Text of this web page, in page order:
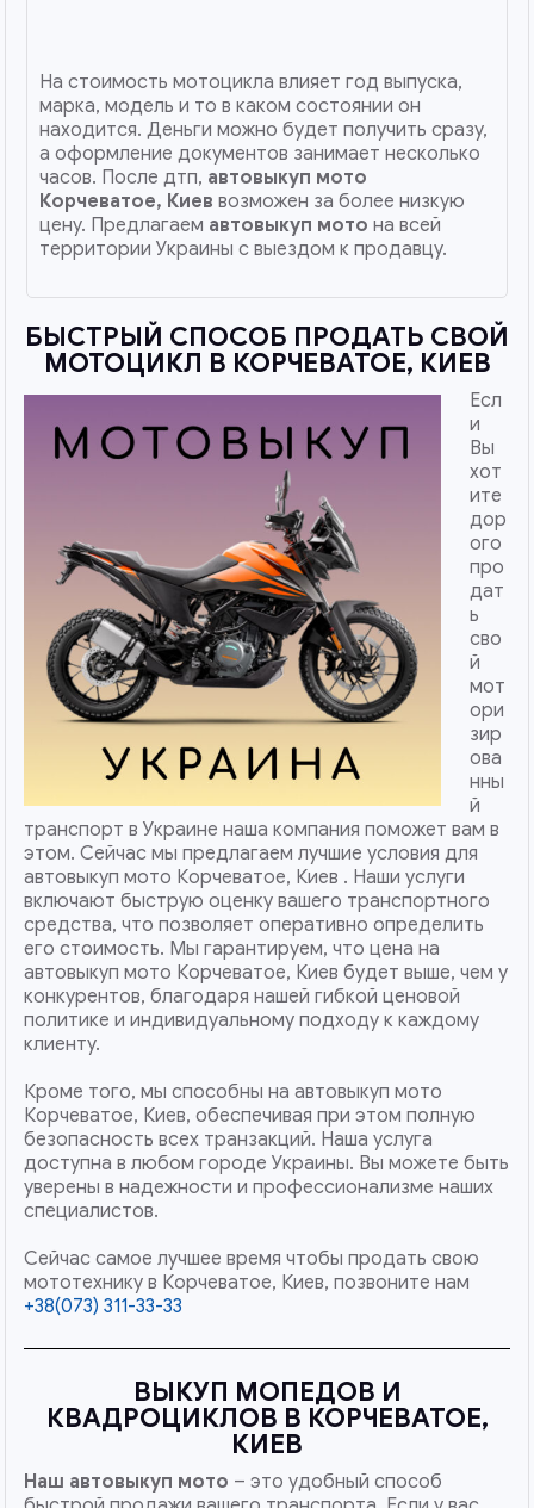
На стоимость мотоцикла влияет год выпуска,
марка, модель и то в каком состоянии он
находится. Деньги можно будет получить сразу,
а оформление документов занимает несколько
часов. После дтп, автовыкуп мото
Корчеватое, Киев возможен за более низкую
цену. Предлагаем автовыкуп мото на всей
территории Украины с выездом к продавцу.
БЫСТРЫЙ СПОСОБ ПРОДАТЬ СВОЙ
МОТОЦИКЛ В КОРЧЕВАТОЕ, КИЕВ
Есл
и
Вы
хот
ите
дор
ого
про
дат
ь
сво
й
мот
ори
зир
ова
нны
й
транспорт в Украине наша компания поможет вам в
этом. Сейчас мы предлагаем лучшие условия для
автовыкуп мото Корчеватое, Киев . Наши услуги
включают быструю оценку вашего транспортного
средства, что позволяет оперативно определить
его стоимость. Мы гарантируем, что цена на
автовыкуп мото Корчеватое, Киев будет выше, чем у
конкурентов, благодаря нашей гибкой ценовой
политике и индивидуальному подходу к каждому
клиенту.
Кроме того, мы способны на автовыкуп мото
Корчеватое, Киев, обеспечивая при этом полную
безопасность всех транзакций. Наша услуга
доступна в любом городе Украины. Вы можете быть
уверены в надежности и профессионализме наших
специалистов.
Сейчас самое лучшее время чтобы продать свою
мототехнику в Корчеватое, Киев, позвоните нам
+38(073) 311-33-33
ВЫКУП МОПЕДОВ И
КВАДРОЦИКЛОВ В КОРЧЕВАТОЕ,
КИЕВ
Наш автовыкуп мото – это удобный способ